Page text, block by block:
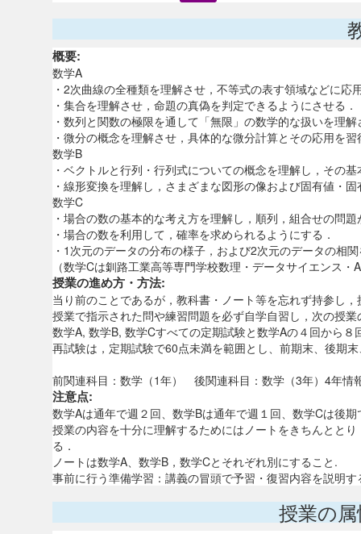
概要:
数学A
・2次曲線の全種類を理解させ，不等式の表す領域などに応
・集合を理解させ，命題の真偽を判定できるようにさせる．
・数列と関数の極限を通して「無限」の数学的な扱いを理
・微分の概念を理解させ，具体的な微分計算とその応用を
数学B
・ベクトルと行列・行列式についての概念を理解し，その
・線形変換を理解し，さまざまな図形の像および固有値・
数学C
・場合の数の基本的な考え方を理解し，順列，組合せの問
・場合の数を利用して，確率を求められるようにする．
・1次元のデータの分布の様子，および2次元のデータの相
（数学Cは釧路工業高等専門学校数理・データサイエンス
授業の進め方・方法:
当り前のことであるが，教科書・ノート等を忘れず持参し
授業で指示された問や練習問題を必ず自学自習し，次の授
数学A, 数学B, 数学Cすべての定期試験と数学Aの４回から
再試験は，定期試験で60点未満を範囲とし、前期末、後期
前関連科目：数学（1年） 後関連科目：数学（3年）4年情
注意点:
数学Aは通年で週２回、数学Bは通年で週１回、数学Cは後
授業の内容を十分に理解するためにはノートをきちんとと
る．
ノートは数学A、数学B，数学Cとそれぞれ別にすること.
事前に行う準備学習：講義の冒頭で予習・復習内容を説明す
授業の